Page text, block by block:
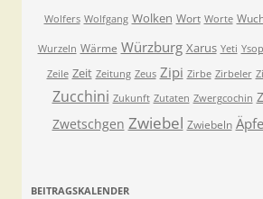
Wolfers Wolfgang Wolken Wort Worte
Wurzeln Wärme Würzburg Xarus Yeti Ysop
Zeile Zeit Zeitung Zeus Zipi Zirbe Zirbeler
Zucchini Zukunft Zutaten Zwergcochin
Zwetschgen Zwiebel Zwiebeln
BEITRAGSKALENDER